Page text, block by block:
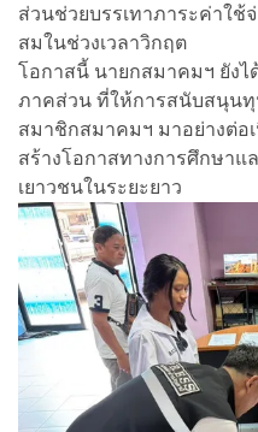
ส่วนช่วยบรรเทาภาระค่าใช้
สมในช่วงเวลาวิกฤต
โอกาสนี้ นายกสมาคมฯ ยัง
ภาคส่วน ที่ให้การสนับสนุน
สมาชิกสมาคมฯ มาอย่างต่อ
สร้างโอกาสทางการศึกษา
เยาวชนในระยะยาว